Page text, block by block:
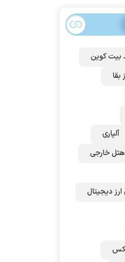
بیت کوین
بقا
آلپاری
هتل خارجی
دیجیتال